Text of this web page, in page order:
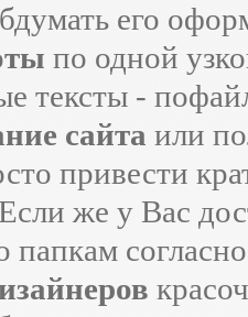
его
по одной
тексты -
сайта или
привести
же у Вас
папкам